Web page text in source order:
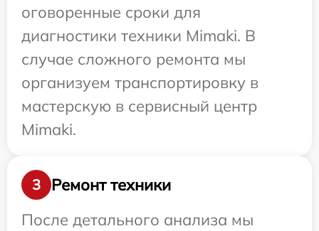
оговоренные сроки для
диагностики техники Mimaki. В
случае сложного ремонта мы
организуем транспортировку в
мастерскую в сервисный центр
Mimaki.
3
Ремонт техники
После детального анализа мы